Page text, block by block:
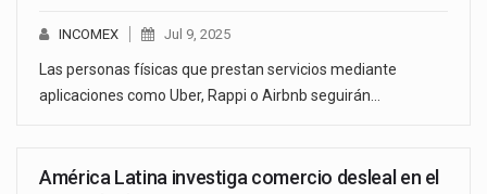
INCOMEX Jul 9, 2025
Las personas físicas que prestan servicios mediante
aplicaciones como Uber, Rappi o Airbnb seguirán…
América Latina investiga comercio desleal en el